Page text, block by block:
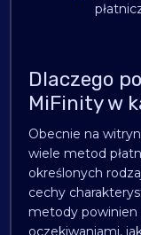
Dlaczego
MiFinity w
Obecnie na
wiele metod
określonych
cechy
metody powinien
oczekiwaniami,